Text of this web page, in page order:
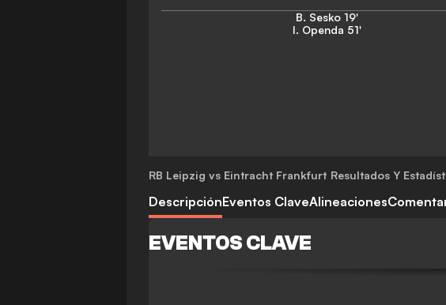
B. Sesko 19'
I. Openda 51'
RB Leipzig vs Eintracht Frankfurt Resultados Y
DescripciónEventos ClaveAlineaciones
EVENTOS CLAVE